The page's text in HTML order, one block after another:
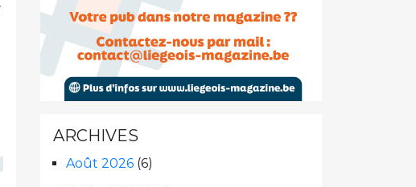
ARCHIVES
Août 2026 (6)